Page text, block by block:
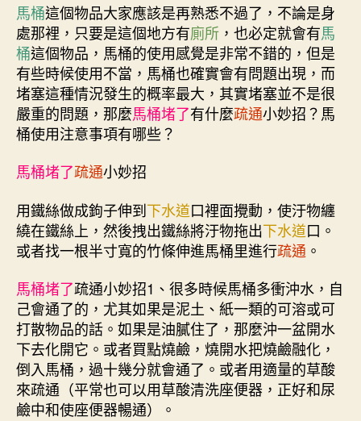
馬桶這個物品大家應該是再熟悉不過了，不論是身
處那裡，只要是這個地方有廁所 ，也必定就會有馬
桶這個物品，馬桶的使用感覺是非常不錯的，但是
有些時候使用不當，馬桶也確實會有問題出現，而
堵塞這種情況發生的概率最大，其實堵塞並不是很
嚴重的問題，那麼馬桶堵了有什麼疏通小妙招？馬
桶使用注意事項有哪些？
馬桶堵了疏通小妙招
用鐵絲做成鉤子伸到下水道口裡面攪動，使汙物纏
繞在鐵絲上，然後拽出鐵絲將汙物拖出下水道口。
或者找一根半寸寬的竹條伸進馬桶里進行疏通 。
馬桶堵了疏通小妙招1、很多時候馬桶多衝沖水，自
己會通了的，尤其如果是泥土、紙一類的可溶或可
打散物品的話。如果是油膩住了，那麼沖一盆開水
下去化開它。或者買點燒鹼，燒開水把燒鹼融化，
倒入馬桶，過十幾分就會通了。或者用適量的草酸
來疏通（平常也可以用草酸清洗座便器，正好和尿
鹼中和使座便器暢通）。